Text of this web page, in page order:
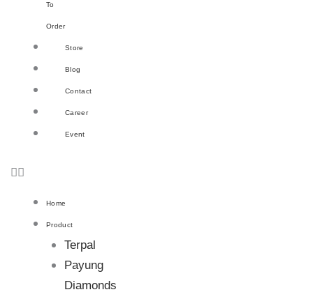
To
Order
Store
Blog
Contact
Career
Event
Home
Product
Terpal
Payung
Diamonds